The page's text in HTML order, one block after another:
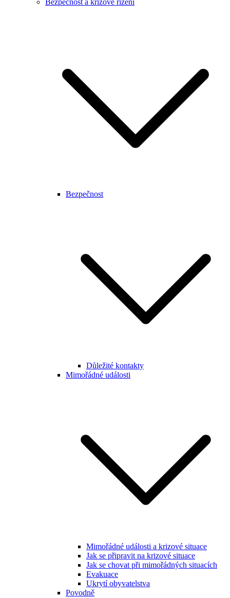
Bezpečnost a krizové řízení
Bezpečnost
Důležité kontakty
Mimořádné události
Mimořádné události a krizové situace
Jak se připravit na krizové situace
Jak se chovat při mimořádných situacích
Evakuace
Ukrytí obyvatelstva
Povodně